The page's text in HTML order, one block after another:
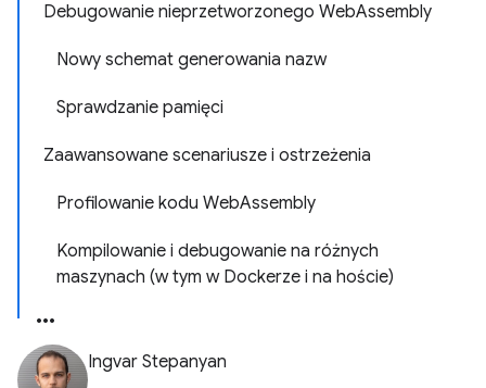
Debugowanie nieprzetworzonego WebAssembly
Nowy schemat generowania nazw
Sprawdzanie pamięci
Zaawansowane scenariusze i ostrzeżenia
Profilowanie kodu WebAssembly
Kompilowanie i debugowanie na różnych
maszynach (w tym w Dockerze i na hoście)
Ingvar Stepanyan